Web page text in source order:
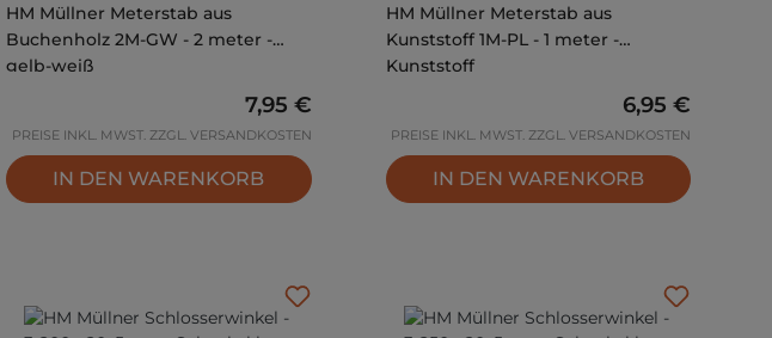
HM Müllner Meterstab aus
Buchenholz 2M-GW - 2 meter -
gelb-weiß
Regulärer Preis:
7,95 €
PREISE INKL. MWST. ZZGL. VERSANDKOSTEN
IN DEN WARENKORB
HM Müllner Meterstab aus
Kunststoff 1M-PL - 1 meter -
Kunststoff
Regulärer
6,95 €
PREISE INKL. MWST. ZZGL. VERSANDKOSTEN
IN DEN WARENKORB